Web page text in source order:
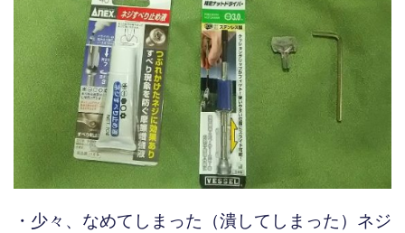
・少々、なめてしまった（潰してしまった）ネジ